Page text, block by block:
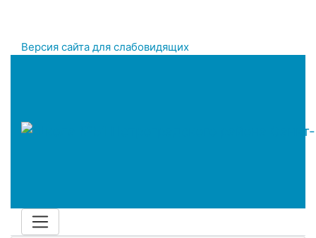
Версия сайта для слабовидящих